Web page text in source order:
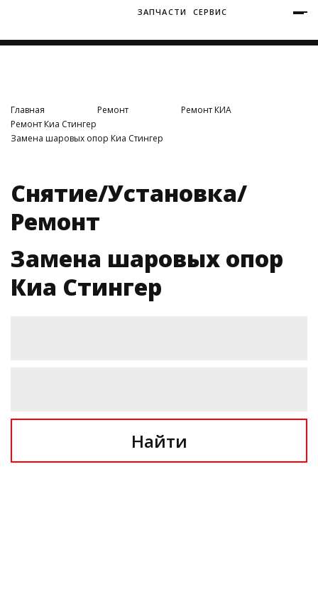
ЗАПЧАСТИ СЕРВИС
Главная Ремонт
Ремонт КИА
Ремонт Киа Стингер
Замена шаровых опор Киа Стингер
Снятие/Установка/
Ремонт
Замена шаровых опор
Киа Стингер
Найти